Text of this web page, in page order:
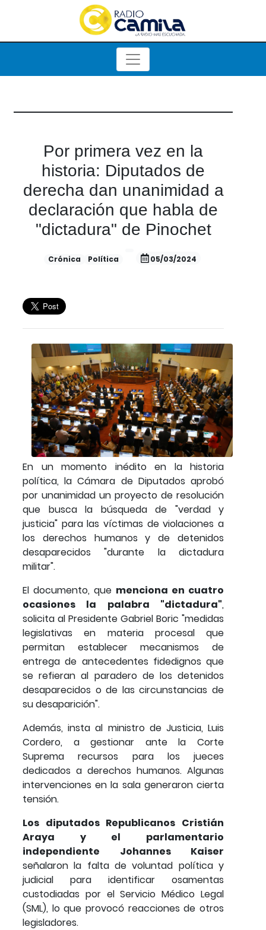
Por primera vez en la
historia: Diputados de
derecha dan unanimidad a
declaración que habla de
"dictadura" de Pinochet
Crónica Política 05/03/2024
En un momento inédito en la historia
política, la Cámara de Diputados aprobó
por unanimidad un proyecto de resolución
que busca la búsqueda de "verdad y
justicia" para las víctimas de violaciones a
los derechos humanos y de detenidos
desaparecidos "durante la dictadura
militar".
El documento, que menciona en cuatro
ocasiones la palabra "dictadura",
solicita al Presidente Gabriel Boric "medidas
legislativas en materia procesal que
permitan establecer mecanismos de
entrega de antecedentes fidedignos que
se refieran al paradero de los detenidos
desaparecidos o de las circunstancias de
su desaparición".
Además, insta al ministro de Justicia, Luis
Cordero, a gestionar ante la Corte
Suprema recursos para los jueces
dedicados a derechos humanos. Algunas
intervenciones en la sala generaron cierta
tensión.
Los diputados Republicanos Cristián
Araya y el parlamentario
independiente Johannes Kaiser
señalaron la falta de voluntad política y
judicial para identificar osamentas
custodiadas por el Servicio Médico Legal
(SML), lo que provocó reacciones de otros
legisladores.